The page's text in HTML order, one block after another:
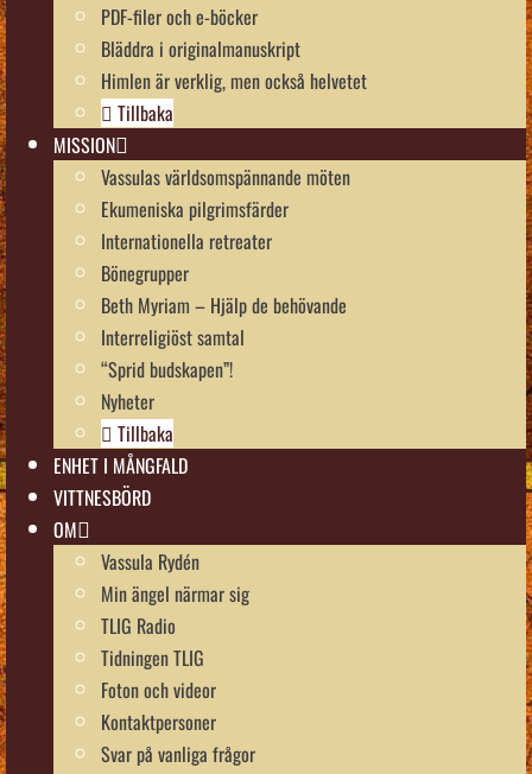
PDF-filer och e-böcker
Bläddra i originalmanuskript
Himlen är verklig, men också helvetet
Tillbaka
MISSION
Vassulas världsomspännande möten
Ekumeniska pilgrimsfärder
Internationella retreater
Bönegrupper
Beth Myriam – Hjälp de behövande
Interreligiöst samtal
“Sprid budskapen”!
Nyheter
Tillbaka
ENHET I MÅNGFALD
VITTNESBÖRD
OM
Vassula Rydén
Min ängel närmar sig
TLIG Radio
Tidningen TLIG
Foton och videor
Kontaktpersoner
Svar på vanliga frågor